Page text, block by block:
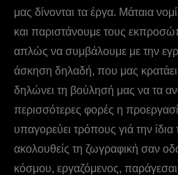
μας δίνονται τα έργα. Μάταια
και παριστάνουμε τους
απλώς να συμβάλουμε με την
άσκηση δηλαδή, που μας κρατάει
δηλώνει τη βούλησή μας να τα
περισσότερες φορές η
υπαγορεύει τρόπους γιά την
ακολουθείς τη ζωγραφική σαν
κόσμου, εργαζόμενος, παράγεσαι